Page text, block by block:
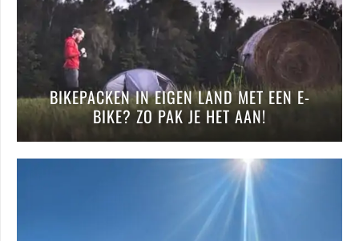
BIKEPACKEN IN EIGEN LAND MET EEN E-
BIKE? ZO PAK JE HET AAN!